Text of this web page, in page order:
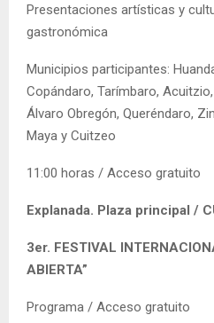
Presentaciones artísticas y
gastronómica
Municipios participantes:
Copándaro, Tarímbaro,
Álvaro Obregón, Queréndaro,
Maya y Cuitzeo
11:00 horas / Acceso gratuito
Explanada. Plaza principal /
3er. FESTIVAL
ABIERTA”
Programa / Acceso gratuito